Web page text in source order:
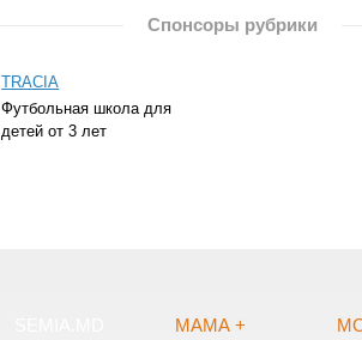
Спонсоры рубрики
TRACIA
Футбольная школа для
детей от 3 лет
МАМА +